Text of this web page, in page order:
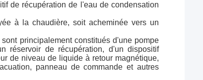
de récupération de l'eau de condensation
à la chaudière, soit acheminée vers un
principalement constitués d'une pompe
réservoir de récupération, d'un dispositif
de niveau de liquide à retour magnétique,
panneau de commande et autres